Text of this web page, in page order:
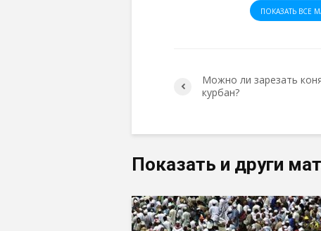
ПОКАЗАТЬ ВСЕ
Можно ли зарезать
курбан?
Показать и други